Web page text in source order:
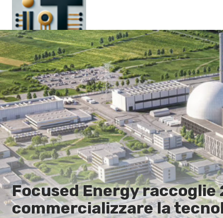
Pagina principale
En
Es
Ru
It
Focused Energy
commercializzare la